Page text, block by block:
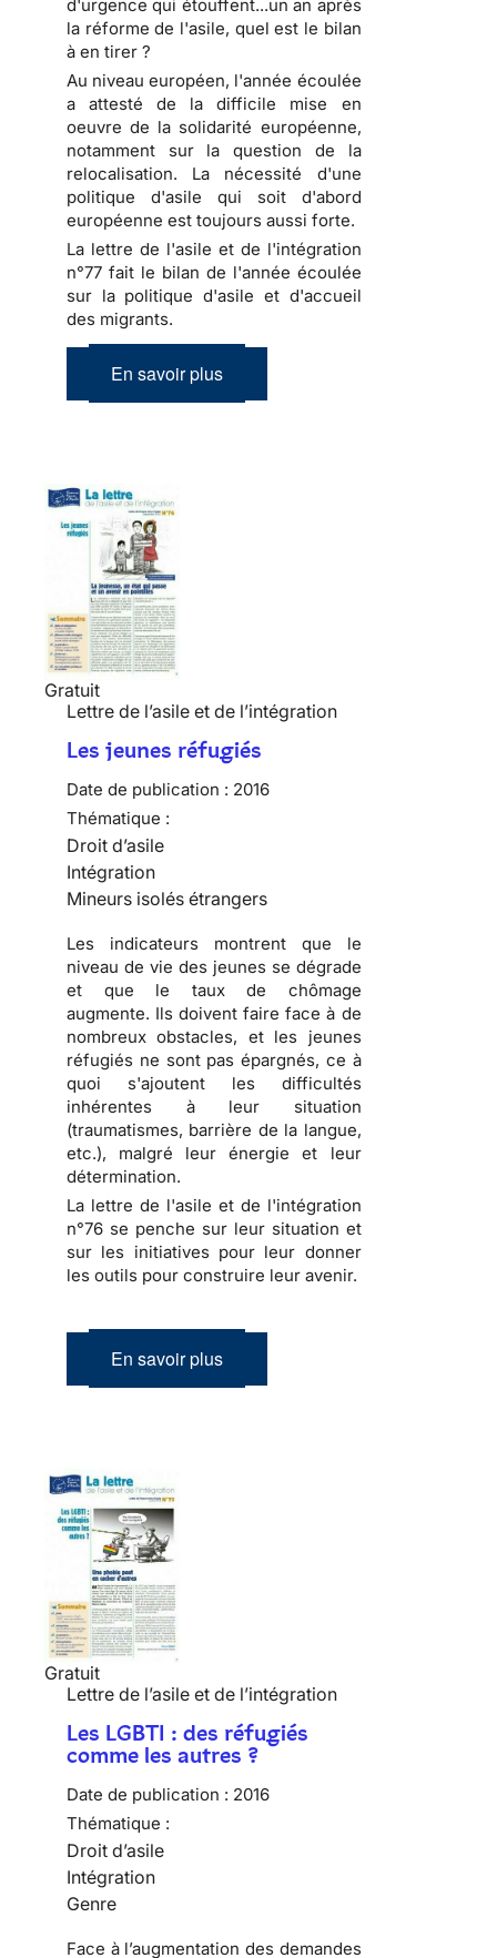
d'urgence qui étouffent...un an après
la réforme de l'asile, quel est le bilan
à en tirer ?
Au niveau européen, l'année écoulée
a attesté de la difficile mise en
oeuvre de la solidarité européenne,
notamment sur la question de la
relocalisation. La nécessité d'une
politique d'asile qui soit d'abord
européenne est toujours aussi forte.
La lettre de l'asile et de l'intégration
n°77 fait le bilan de l'année écoulée
sur la politique d'asile et d'accueil
des migrants.
En savoir plus
Gratuit
Lettre de l’asile et de l’intégration
Les jeunes réfugiés
Date de publication : 2016
Thématique :
Droit d’asile
Intégration
Mineurs isolés étrangers
Les indicateurs montrent que le
niveau de vie des jeunes se dégrade
et que le taux de chômage
augmente. Ils doivent faire face à de
nombreux obstacles, et les jeunes
réfugiés ne sont pas épargnés, ce à
quoi s'ajoutent les difficultés
inhérentes à leur situation
(traumatismes, barrière de la langue,
etc.), malgré leur énergie et leur
détermination.
La lettre de l'asile et de l'intégration
n°76 se penche sur leur situation et
sur les initiatives pour leur donner
les outils pour construire leur avenir.
En savoir plus
Gratuit
Lettre de l’asile et de l’intégration
Les LGBTI : des réfugiés
comme les autres ?
Date de publication : 2016
Thématique :
Droit d’asile
Intégration
Genre
Face à l’augmentation des demandes